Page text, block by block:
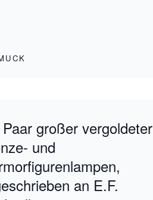
großer vergoldeter
und
an E.F.